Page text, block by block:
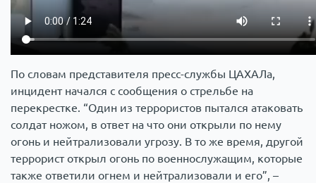
По словам представителя пресс-службы ЦАХАЛа,
инцидент начался с сообщения о стрельбе на
перекрестке. “Один из террористов пытался атаковать
солдат ножом, в ответ на что они открыли по нему
огонь и нейтрализовали угрозу. В то же время, другой
террорист открыл огонь по военнослужащим, которые
также ответили огнем и нейтрализовали и его”, –